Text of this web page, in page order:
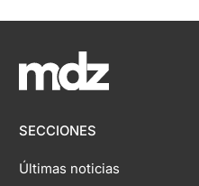
SECCIONES
Últimas noticias